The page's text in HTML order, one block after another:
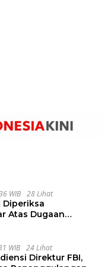
WIB 28 Lihat
Diperiksa
Atas Dugaan
WIB 24 Lihat
Direktur FBI,